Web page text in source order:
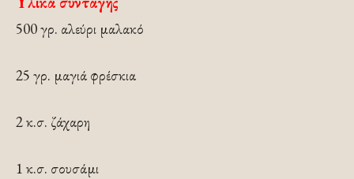
500 γρ. αλεύρι μαλακό
25 γρ. μαγιά φρέσκια
2 κ.σ. ζάχαρη
1 κ.σ. σουσάμι